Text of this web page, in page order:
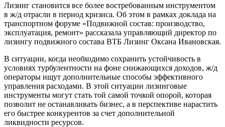
Лизинг становится все более востребованным инструментом
в ж/д отрасли в период кризиса. Об этом в рамках доклада на
транспортном форуме «Подвижной состав: производство,
эксплуатация, ремонт» рассказала управляющий директор по
лизингу подвижного состава ВТБ Лизинг Оксана Ивановская.
В ситуации, когда необходимо сохранить устойчивость в
условиях турбулентности на фоне снижающихся доходов, ж/д
операторы ищут дополнительные способы эффективного
управления расходами. В этой ситуации лизинговые
инструменты могут стать той самой точкой опорой, которая
позволит не останавливать бизнес, а в перспективе нарастить
его быстрее конкурентов за счет дополнительной
ликвидности ресурсов.